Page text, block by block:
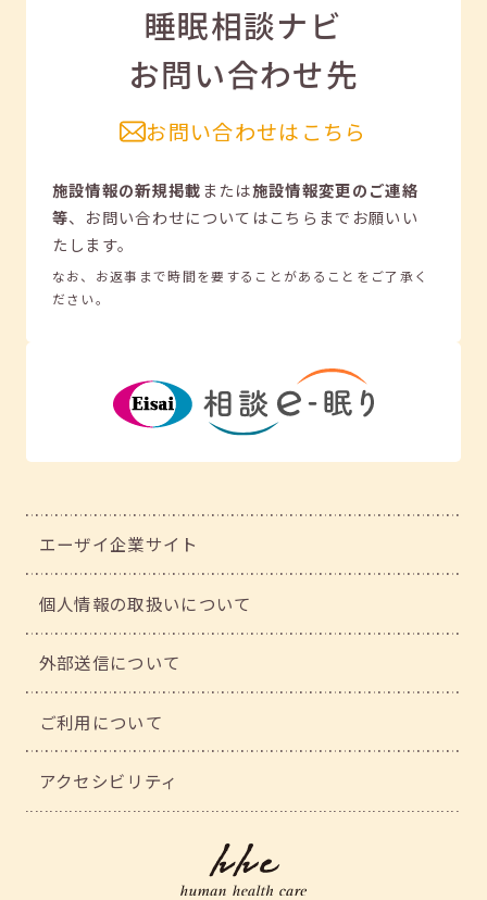
睡眠相談ナビ
お問い合わせ先
お問い合わせはこちら
施設情報の新規掲載または施設情報変更のご連絡
等、 お問い合わせについてはこちらまでお願いい
たします。
なお、お返事まで時間を要することがあることをご了承く
ださい。
エーザイ企業サイト
個人情報の取扱いについて
外部送信について
ご利用について
アクセシビリティ